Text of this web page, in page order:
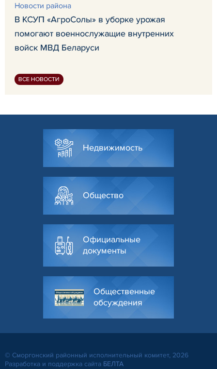
Новости района
В КСУП «АгроСолы» в уборке урожая
помогают военнослужащие внутренних
войск МВД Беларуси
ВСЕ НОВОСТИ
Недвижимость
Общество
Официальные
документы
Общественные
обсуждения
© Сморгонский районный исполнительный комитет, 2026
Разработка и поддержка сайта БЕЛТА